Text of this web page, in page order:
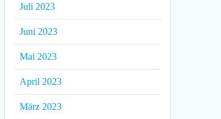
Juli 2023
Juni 2023
Mai 2023
April 2023
März 2023